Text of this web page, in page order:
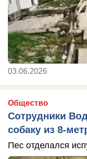
03.06.2026
Общество
Сотрудники
собаку из 8-
Пес отделался